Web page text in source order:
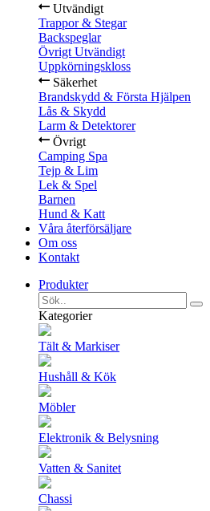
Utvändigt
Trappor & Stegar
Backspeglar
Övrigt Utvändigt
Uppkörningskloss
Säkerhet
Brandskydd & Första Hjälpen
Lås & Skydd
Larm & Detektorer
Övrigt
Camping Spa
Tejp & Lim
Lek & Spel
Barnen
Hund & Katt
Våra återförsäljare
Om oss
Kontakt
Produkter
Kategorier
Tält & Markiser
Hushåll & Kök
Möbler
Elektronik & Belysning
Vatten & Sanitet
Chassi